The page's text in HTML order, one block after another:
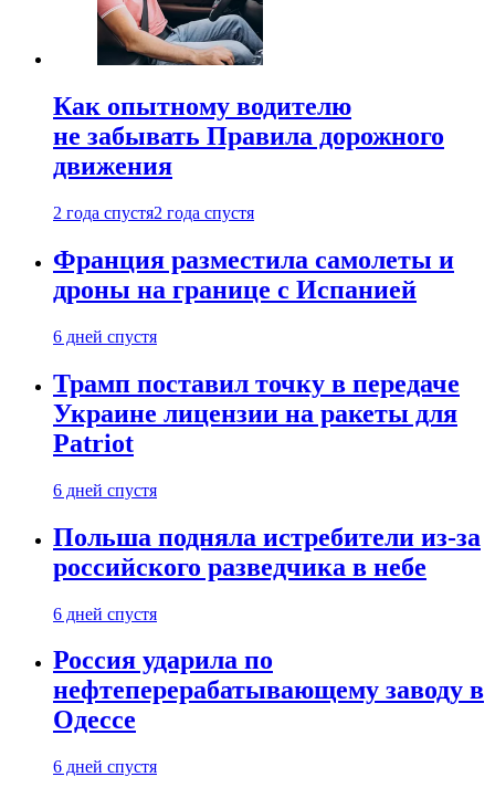
Как опытному водителю
не забывать Правила дорожного
движения
2 года спустя2 года спустя
Франция разместила самолеты и
дроны на границе с Испанией
6 дней спустя
Трамп поставил точку в передаче
Украине лицензии на ракеты для
Patriot
6 дней спустя
Польша подняла истребители из-за
российского разведчика в небе
6 дней спустя
Россия ударила по
нефтеперерабатывающему заводу в
Одессе
6 дней спустя